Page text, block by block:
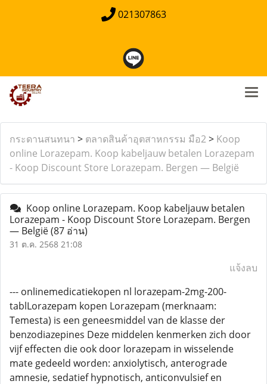
021307863
กระดานสนทนา > ตลาดสินค้าอุตสาหกรรม มือ2> Koop
online Lorazepam. Koop kabeljauw betalen Lorazepam
- Koop Discount Store Lorazepam. Bergen — België
Koop online Lorazepam. Koop kabeljauw betalen
Lorazepam - Koop Discount Store Lorazepam. Bergen
— België(87 อ่าน)
31 ต.ค. 2568 21:08
แจ้งลบ
--- onlinemedicatiekopen nl lorazepam-2mg-200-
tablLorazepam kopen Lorazepam (merknaam:
Temesta) is een geneesmiddel van de klasse der
benzodiazepines Deze middelen kenmerken zich door
vijf effecten die ook door lorazepam in wisselende
mate gedeeld worden: anxiolytisch, anterograde
amnesie, sedatief hypnotisch, anticonvulsief en